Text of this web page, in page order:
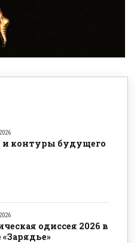
контуры будущего
одиссея 2026 в
«Зарядье»